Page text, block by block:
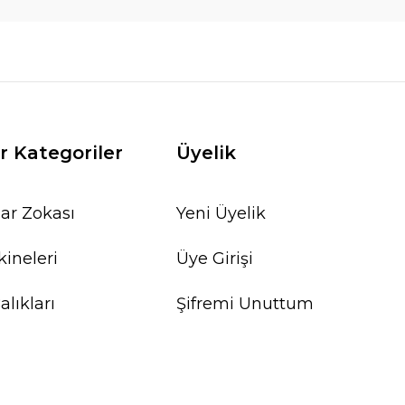
Kategoriler
Zokası
Üyelik
Yeni Üyelik
Üye Girişi
Şifremi Unuttum